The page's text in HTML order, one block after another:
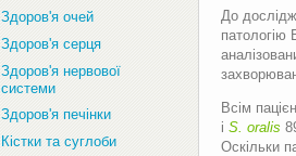
До
патологію
Всім
і S. oralis
Оскільки
Здоров'я очей
Здоров'я серця
Здоров'я нервової
системи
Здоров'я печінки
Кістки та суглоби